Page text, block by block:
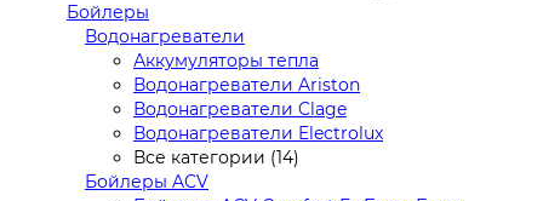
Бойлеры
Водонагреватели
Аккумуляторы тепла
Водонагреватели Ariston
Водонагреватели Clage
Водонагреватели Electrolux
Все категории (14)
Бойлеры ACV